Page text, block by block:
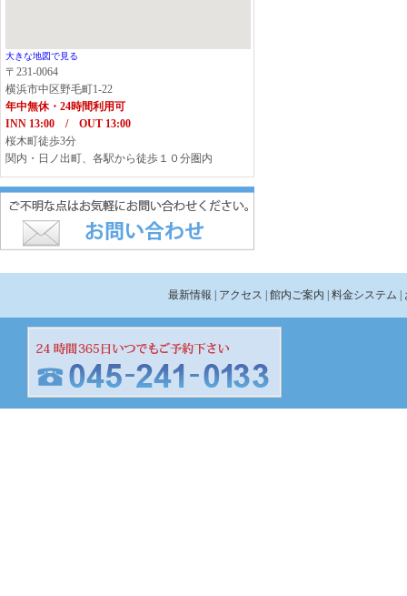
大きな地図で見る
〒231-0064
横浜市中区野毛町1-22
年中無休・24時間利用可
INN 13:00 / OUT 13:00
桜木町徒歩3分
関内・日ノ出町、各駅から徒歩１０分圏内
最新情報 | アクセス | 館内ご案内 | 料金システム